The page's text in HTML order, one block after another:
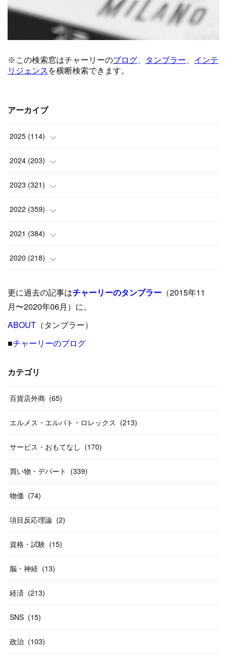
アーカイブ
2025 (114)
(1)
(8)
(6)
(9 )
( 5 )
( 15
(24)
(8 )
(17
(12)
2024 (203)
(24)
(10)
(18)
(17)
)
(12)
19)
(13
(14)
2023 (321)
(25)
(17)
(35)
(33 )
(26)
27)
(29
(24)
(26
2022 (359)
(42)
(37)
(31)
(31)
31
(26
(20)
(14
(46
2021 (384)
(9)
(39)
( 23)
40
(55
(38)
(20
(31
58)
10
2020 (218)
(24)
( 42)
(33
(46)
(20
更に過去の記事はチャーリーのタンブラー （2015年11
月〜2020年06月）に。
ABOUT （タンブラー）
■チャーリーのブログ
カテゴリ
百貨店外商 (65)
エルメス・エルパト・ロレックス (213)
サービス・おもてなし (170)
買い物・デパート (339)
物価 (74)
項目反応理論 (2)
資格・試験 (15)
脳・神経 (13)
経済 (213)
SNS (15)
政治 (103)